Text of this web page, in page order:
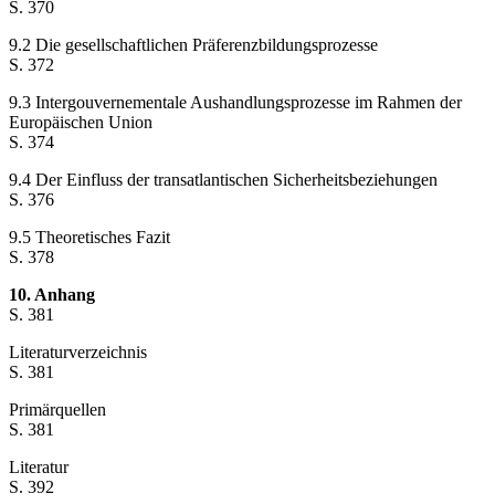
S. 370
9.2 Die gesellschaftlichen Präferenzbildungsprozesse
S. 372
9.3 Intergouvernementale Aushandlungsprozesse im Rahmen der
Europäischen Union
S. 374
9.4 Der Einfluss der transatlantischen Sicherheitsbeziehungen
S. 376
9.5 Theoretisches Fazit
S. 378
10. Anhang
S. 381
Literaturverzeichnis
S. 381
Primärquellen
S. 381
Literatur
S. 392